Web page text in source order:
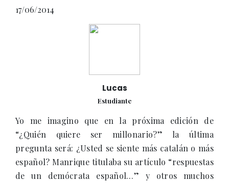
17/06/2014
Lucas
Estudiante
Yo me imagino que en la próxima edición de
“¿Quién quiere ser millonario?” la última
pregunta será: ¿Usted se siente más catalán o más
español? Manrique titulaba su artículo “respuestas
de un demócrata español…” y otros muchos